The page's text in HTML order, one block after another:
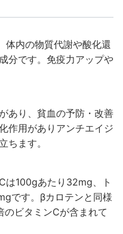
体内の物質代謝や酸化還
分です。免疫力アップや
あり、貧血の予防・改善
作用がありアンチエイジ
ちます。
は100gあたり32mg、ト
です。βカロテンと同様
ビタミンCが含まれて